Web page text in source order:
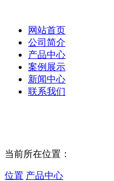
网站首页
公司简介
产品中心
案例展示
新闻中心
联系我们
当前所在位置：
位置 产品中心